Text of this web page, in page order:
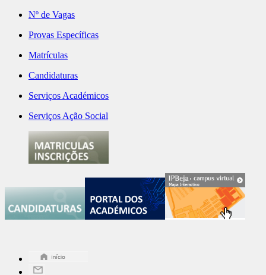
Nº de Vagas
Provas Específicas
Matrículas
Candidaturas
Serviços Académicos
Serviços Ação Social